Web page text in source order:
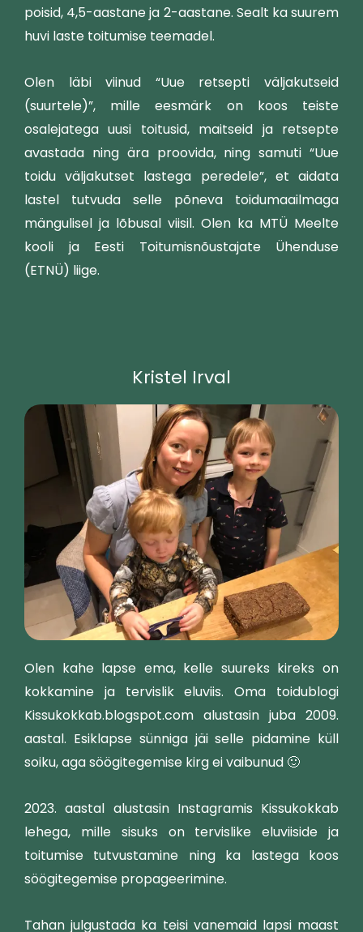
poisid, 4,5-aastane ja 2-aastane. Sealt ka suurem
huvi laste toitumise teemadel.
Olen läbi viinud “Uue retsepti väljakutseid
(suurtele)”, mille eesmärk on koos teiste
osalejatega uusi toitusid, maitseid ja retsepte
avastada ning ära proovida, ning samuti “Uue
toidu väljakutset lastega peredele”, et aidata
lastel tutvuda selle põneva toidumaailmaga
mängulisel ja lõbusal viisil. Olen ka MTÜ Meelte
kooli ja Eesti Toitumisnõustajate Ühenduse
(ETNÜ) liige.
Kristel Irval
Olen kahe lapse ema, kelle suureks kireks on
kokkamine ja tervislik eluviis. Oma toidublogi
Kissukokkab.blogspot.com alustasin juba 2009.
aastal. Esiklapse sünniga jäi selle pidamine küll
soiku, aga söögitegemise kirg ei vaibunud 🙂
2023. aastal alustasin Instagramis Kissukokkab
lehega, mille sisuks on tervislike eluviiside ja
toitumise tutvustamine ning ka lastega koos
söögitegemise propageerimine.
Tahan julgustada ka teisi vanemaid lapsi maast